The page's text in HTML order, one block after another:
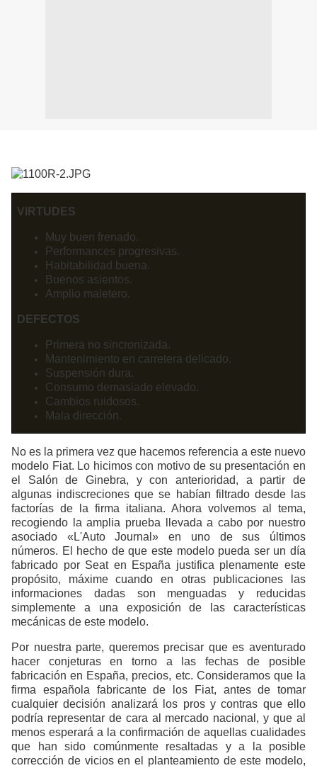
VIRTUDES
Muy buen frenado.
Performances progresivas.
Habitabilidad buena.
Buenos asientos.
Amplio maletero.
DEFECTOS
Primera no sincronizada.
Mantenimiento en carretera delicado.
Suspensión dura.
Consumo demasiado elevado.
Cambios ruidosos.
Mala dirección.
No es la primera vez que hacemos referencia a este nuevo
modelo Fiat. Lo hicimos con motivo de su presentación en
el Salón de Ginebra, y con anterioridad, a partir de
algunas indiscreciones que se habían filtrado desde las
factorías de la firma italiana. Ahora volvemos al tema,
recogiendo la amplia prueba llevada a cabo por nuestro
asociado «L'Auto Journal» en uno de sus últimos
números. El hecho de que este modelo pueda ser un día
fabricado por Seat en España justifica plenamente este
propósito, máxime cuando en otras publicaciones las
informaciones dadas son menguadas y reducidas
simplemente a una exposición de las características
mecánicas de este modelo.
Por nuestra parte, queremos precisar que es aventurado
hacer conjeturas en torno a las fechas de posible
fabricación en España, precios, etc. Consideramos que la
firma española fabricante de los Fiat, antes de tomar
cualquier decisión analizará los pros y contras que ello
podría representar de cara al mercado nacional, y que al
menos esperará a la confirmación de aquellas cualidades
que han sido comúnmente resaltadas y a la posible
corrección de vicios en el planteamiento de este modelo,